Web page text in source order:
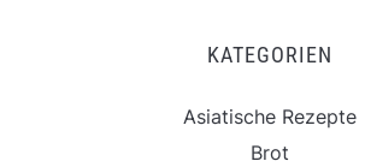
KATEGORIEN
Asiatische Rezepte
Brot